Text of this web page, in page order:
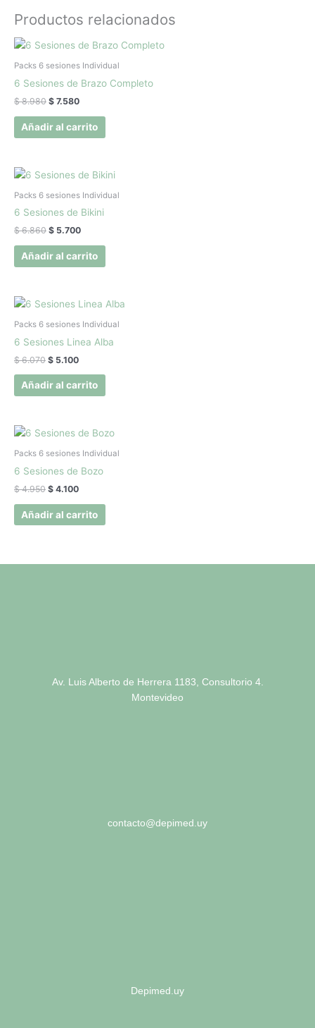
Productos relacionados
Packs 6 sesiones Individual
6 Sesiones de Brazo Completo
$8.980
El
original
$ 8.980.
$ 7.580
El
actual
$ 7.580.
Añadir al carrito
Packs 6 sesiones Individual
6 Sesiones de Bikini
$6.860
El
original
$ 6.860.
$ 5.700
El
actual
$ 5.700.
Añadir al carrito
Packs 6 sesiones Individual
6 Sesiones Linea Alba
$6.070
El
original
$ 6.070.
$ 5.100
El
actual
$ 5.100.
Añadir al carrito
Packs 6 sesiones Individual
6 Sesiones de Bozo
$4.950
El
original
$ 4.950.
$ 4.100
El
actual
$ 4.100.
Añadir al carrito
Av. Luis Alberto de Herrera 1183, Consultorio 4.
Montevideo
contacto@depimed.uy
Depimed.uy